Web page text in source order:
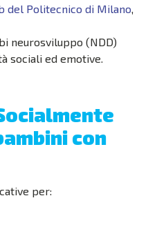
del Politecnico di Milano,
neurosviluppo (NDD)
sociali ed emotive.
con
per: